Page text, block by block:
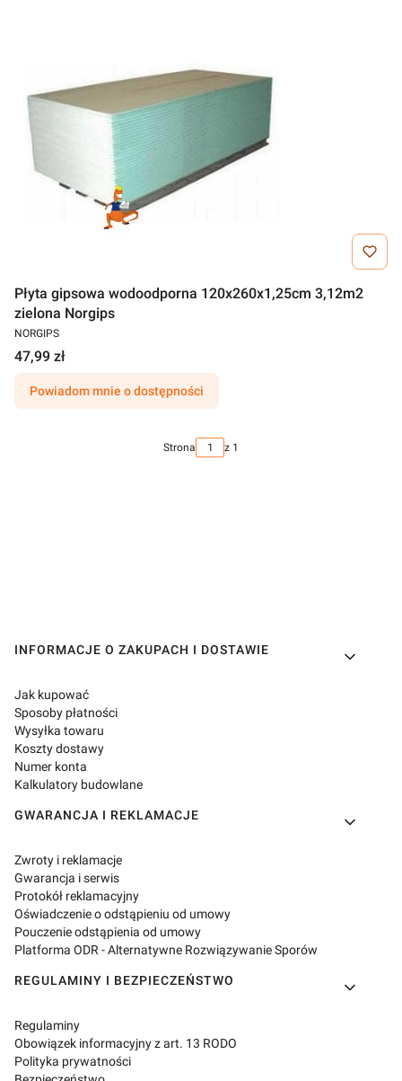
Płyta gipsowa wodoodporna 120x260x1,25cm 3,12m2
zielona Norgips
NORGIPS
47,99 zł
Powiadom mnie o dostępności
Strona z 1
Linki w stopce
INFORMACJE O ZAKUPACH I DOSTAWIE
Jak kupować
Sposoby płatności
Wysyłka towaru
Koszty dostawy
Numer konta
Kalkulatory budowlane
GWARANCJA I REKLAMACJE
Zwroty i reklamacje
Gwarancja i serwis
Protokół reklamacyjny
Oświadczenie o odstąpieniu od umowy
Pouczenie odstąpienia od umowy
Platforma ODR - Alternatywne Rozwiązywanie Sporów
REGULAMINY I BEZPIECZEŃSTWO
Regulaminy
Obowiązek informacyjny z art. 13 RODO
Polityka prywatności